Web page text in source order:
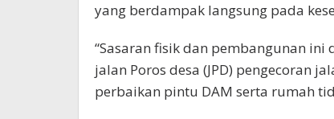
yang berdampak langsung pada
“Sasaran fisik dan pembangunan
jalan Poros desa (JPD) pengecoran
perbaikan pintu DAM serta rumah